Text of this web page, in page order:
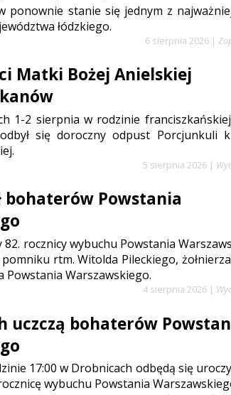
ponownie stanie się jednym z
łódzkiego.
6 sierpnia 2026 |
Matki Bożej Anielskiej
1-2 sierpnia w rodzinie
się doroczny odpust Porcjunkuli
5 sierpnia 2026 |
bohaterów Powstania
rocznicy wybuchu Powstania
rtm. Witolda Pileckiego,
Powstania Warszawskiego.
4 sierpnia 2026 |
uczczą bohaterów
17:00 w Drobnicach odbędą się
wybuchu Powstania